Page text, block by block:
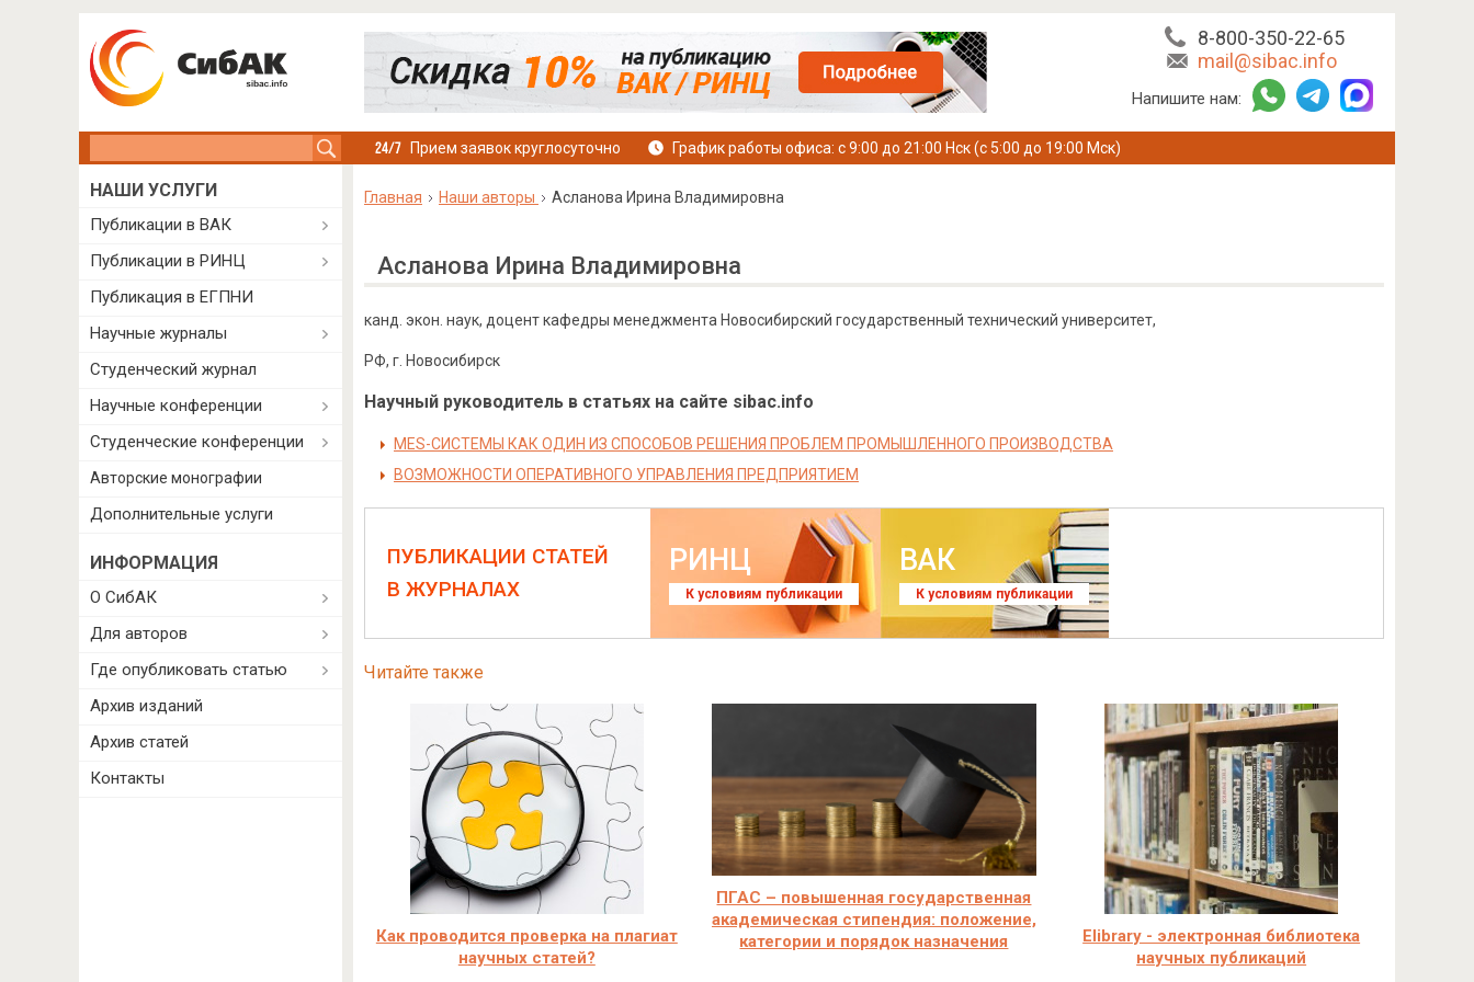
8-800-350-22-65
mail@sibac.info
Напишите нам:
Прием заявок круглосуточно График работы офиса: с 9:00 до 21:00 Нск (с 5:00 до 19:00 Мск)
Главная Наши авторы Асланова Ирина Владимировна
Асланова Ирина Владимировна
канд. экон. наук, доцент кафедры менеджмента Новосибирский государственный технический университет,
РФ, г. Новосибирск
Научный руководитель в статьях на сайте sibac.info
MES-СИСТЕМЫ КАК ОДИН ИЗ СПОСОБОВ РЕШЕНИЯ ПРОБЛЕМ ПРОМЫШЛЕННОГО ПРОИЗВОДСТВА
ВОЗМОЖНОСТИ ОПЕРАТИВНОГО УПРАВЛЕНИЯ ПРЕДПРИЯТИЕМ
ПУБЛИКАЦИИ СТАТЕЙ
В ЖУРНАЛАХ
РИНЦ
К условиям публикации
ВАК
К условиям публикации
Читайте также
Как проводится проверка на плагиат
научных статей?
ПГАС – повышенная государственная
академическая стипендия: положение,
категории и порядок назначения
Elibrary - электронная библиотека
научных публикаций
НАШИ УСЛУГИ
Публикации в ВАК
Публикации в РИНЦ
Публикация в ЕГПНИ
Научные журналы
Студенческий журнал
Научные конференции
Студенческие конференции
Авторские монографии
Дополнительные услуги
ИНФОРМАЦИЯ
О СибАК
Для авторов
Где опубликовать статью
Архив изданий
Архив статей
Контакты